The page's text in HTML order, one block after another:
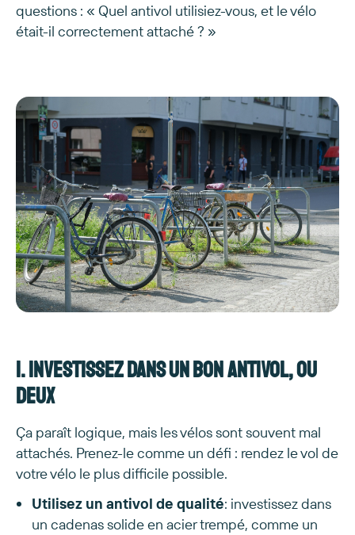
questions : « Quel antivol utilisiez-vous, et le vélo
était-il correctement attaché ? »
1. Investissez dans un bon antivol, ou
deux
Ça paraît logique, mais les vélos sont souvent mal
attachés. Prenez-le comme un défi : rendez le vol de
votre vélo le plus difficile possible.
Utilisez un antivol de qualité: investissez dans
un cadenas solide en acier trempé, comme un